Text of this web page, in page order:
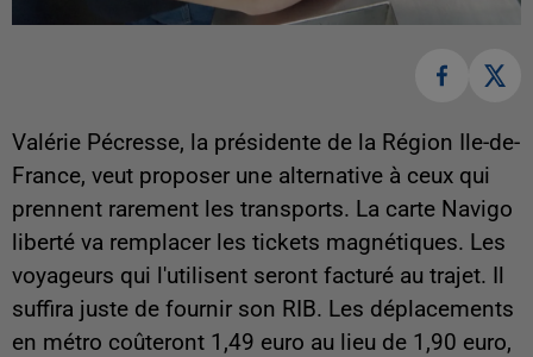
Valérie Pécresse, la présidente de la Région Ile-de-
France, veut proposer une alternative à ceux qui
prennent rarement les transports. La carte Navigo
liberté va remplacer les tickets magnétiques. Les
voyageurs qui l'utilisent seront facturé au trajet. Il
suffira juste de fournir son RIB. Les déplacements
en métro coûteront 1,49 euro au lieu de 1,90 euro,